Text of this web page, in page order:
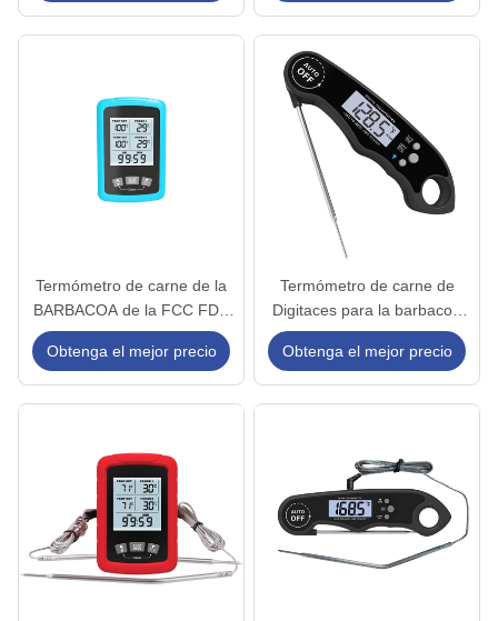
para horno de cocina carne
de pavo y carne de res
de Alimentos con elevador
para despertar
automáticamente
Termómetro de carne de la
BARBACOA de la FCC FDA
ISO9001 Digitaces de RoHS
del CE con el tenedor trasero
Obtenga el mejor precio
Termómetro de carne de
Digitaces para la barbacoa
que cocina el líquido de la
parrilla
Obtenga el mejor precio